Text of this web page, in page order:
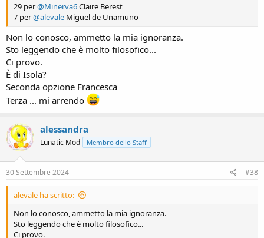
29 per@Minerva6Claire Berest
7 per@alevale Miguel de Unamuno
Non lo conosco, ammetto la mia ignoranza.
Sto leggendo che è molto filosofico...
Ci provo.
È di Isola?
Seconda opzione Francesca
Terza ... mi arrendo
alessandra
Lunatic Mod Membro dello Staff
30 Settembre 2024 #38
alevale ha scritto:
Non lo conosco, ammetto la mia ignoranza.
Sto leggendo che è molto filosofico...
Ci provo.